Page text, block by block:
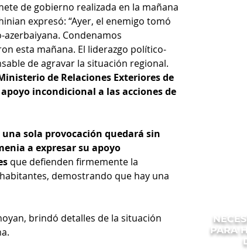
de gobierno realizada en la mañana
expresó: “Ayer, el enemigo tomó
Condenamos
esta mañana. El liderazgo político-
de agravar la situación regional.
de Relaciones Exteriores de
incondicional a las acciones de
sola provocación quedará sin
a expresar su apoyo
que defienden firmemente la
demostrando que hay una
brindó detalles de la situación
PARA